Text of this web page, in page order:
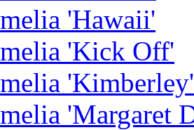
'Hawaii'
'Kick Off'
'Kimberley'
'Margaret